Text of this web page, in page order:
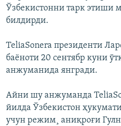
Ўзбекистонни тарк этиши
билдирди.
TeliaSonera президенти
баëноти 20 сентябр куни
анжуманида янгради.
Айни шу анжуманда
йилда Ўзбекистон
учун режим¸ аниқроғи